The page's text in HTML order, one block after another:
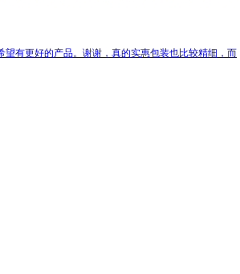
望有更好的产品。谢谢，真的实惠包装也比较精细，而